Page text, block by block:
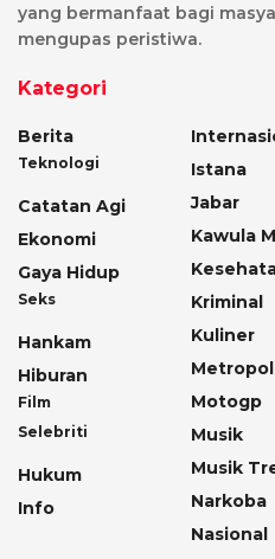
yang bermanfaat bagi
mengupas peristiwa.
Kategori
Berita
Teknologi
Catatan Agi
Ekonomi
Gaya Hidup
Seks
Hankam
Hiburan
Film
Selebriti
Hukum
Info
Istana
Jabar
Kawula
Kriminal
Kuliner
Motogp
Musik
Musik
Narkoba
Nasional